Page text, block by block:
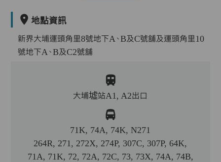
地點資訊
新界大埔運頭角里8號地下A、B及C號舖及運頭角里10
號地下A、B及C2號舖
大埔墟站A1, A2出口
71K, 74A, 74K, N271
264R, 271, 272X, 274P, 307C, 307P, 64K,
71A, 71K, 72, 72A, 72C, 73, 73X, 74A, 74B,